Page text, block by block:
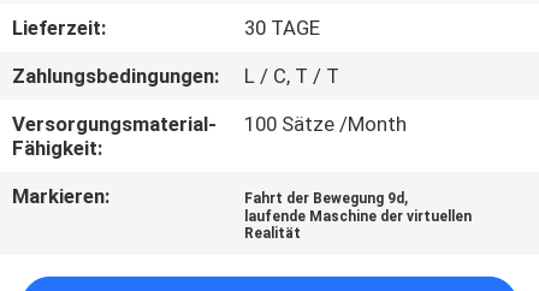
UNS
NACHRICHTEN
Lieferzeit:
30 TAGE
Zahlungsbedingungen:
L / C, T / T
Versorgungsmaterial-
Fähigkeit:
100 Sätze /Month
Markieren: Fahrt der Bewegung 9d ,
laufende Maschine der virtuellen
Realität